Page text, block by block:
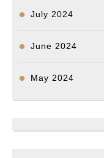
July 2024
June 2024
May 2024